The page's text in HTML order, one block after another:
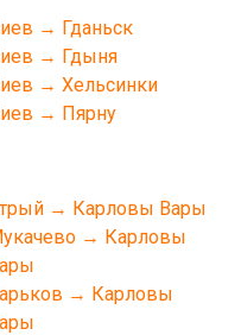
→ Гданьск
→ Гдыня
→ Хельсинки
→ Пярну
→ Карловы Вары
→ Карловы
→ Карловы